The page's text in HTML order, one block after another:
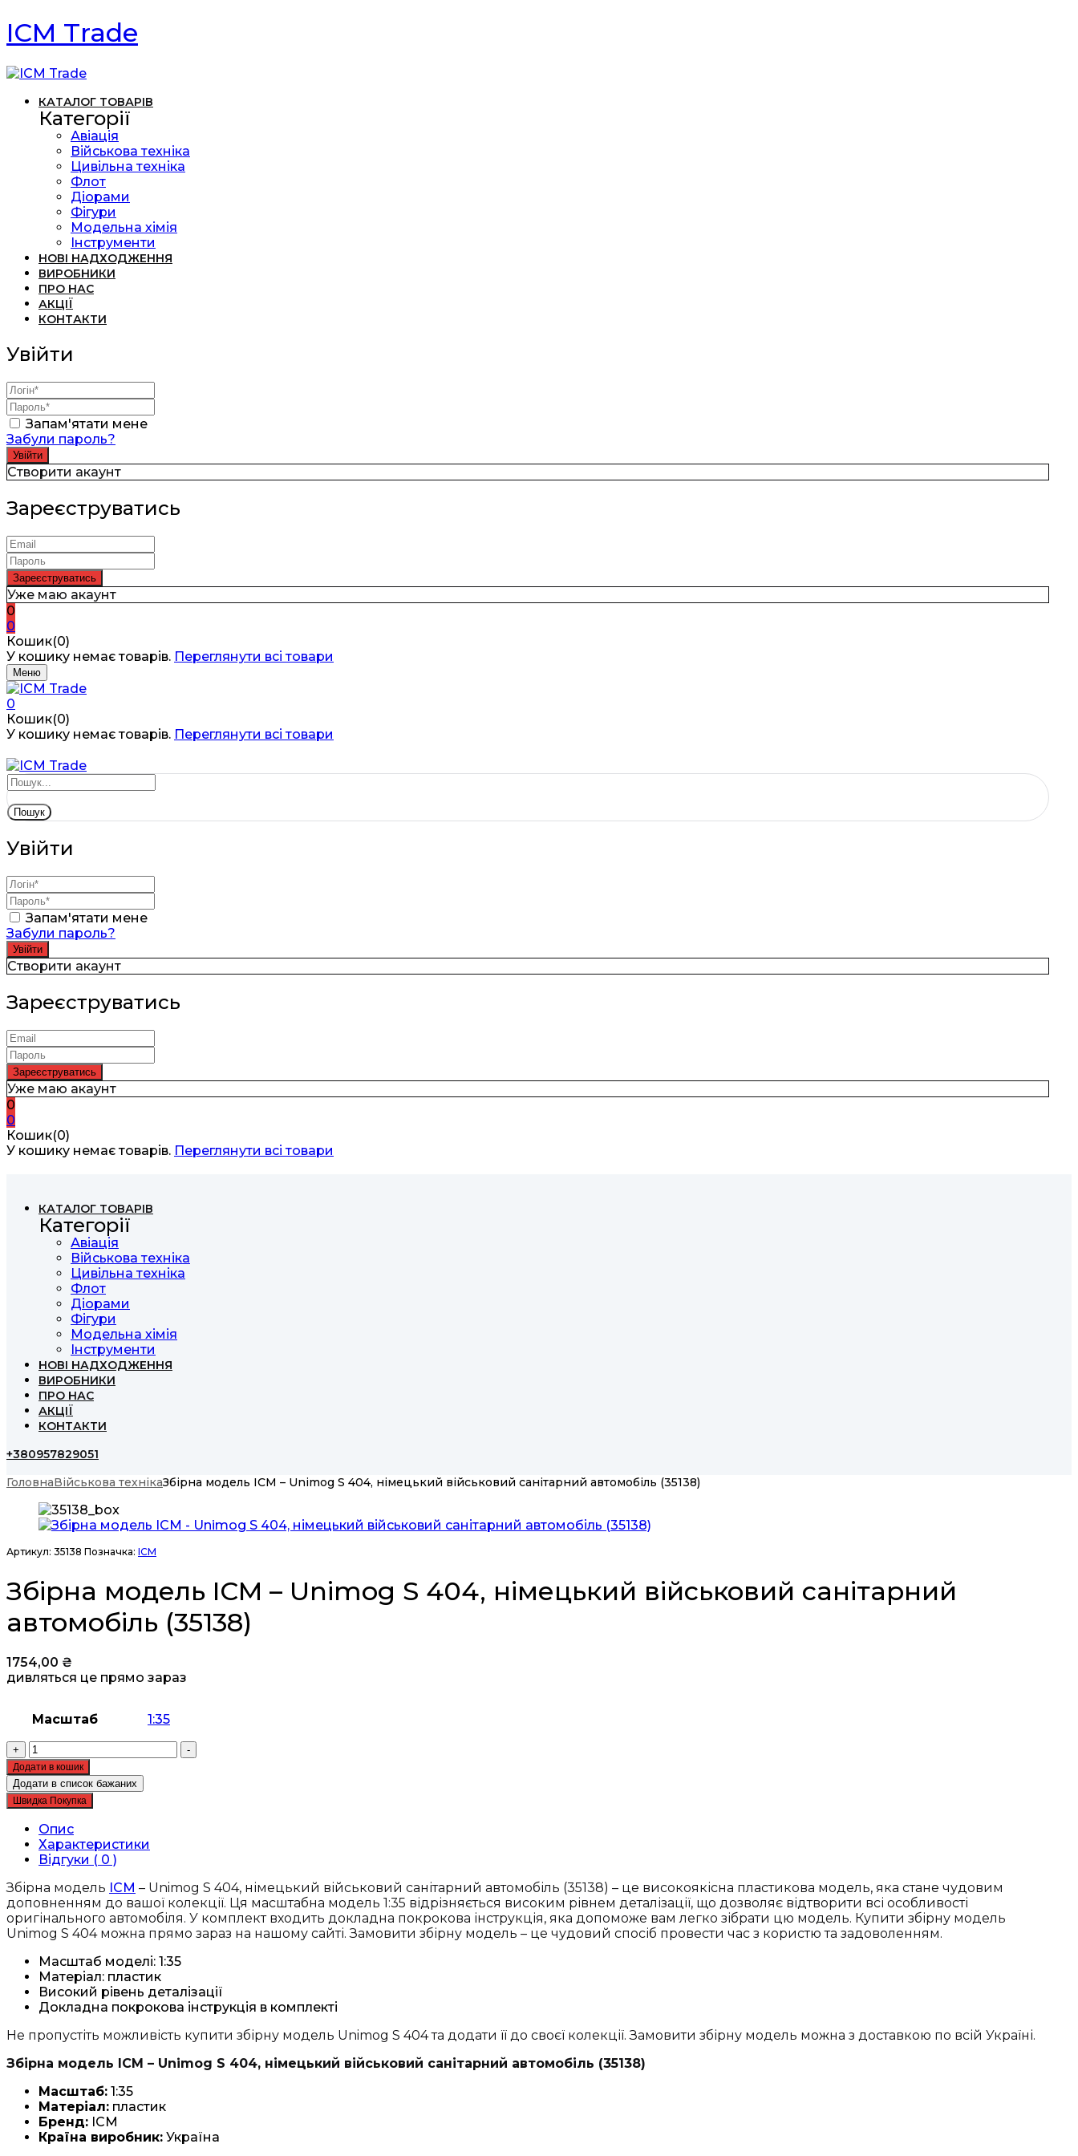
ICM Trade
КАТАЛОГ ТОВАРІВ
Категорії
Авіація
Військова техніка
Цивільна техніка
Флот
Діорами
Фігури
Модельна хімія
Інструменти
НОВІ НАДХОДЖЕННЯ
ВИРОБНИКИ
ПРО НАС
АКЦІЇ
КОНТАКТИ
Увійти
Запам'ятати мене
Забули пароль?
Створити акаунт
Зареєструватись
Уже маю акаунт
0
0
Кошик(0)
У кошику немає товарів. Переглянути всі товари
Меню
0
Кошик(0)
У кошику немає товарів. Переглянути всі товари
Пошук
Увійти
Запам'ятати мене
Забули пароль?
Створити акаунт
Зареєструватись
Уже маю акаунт
0
0
Кошик(0)
У кошику немає товарів. Переглянути всі товари
КАТАЛОГ ТОВАРІВ
Категорії
Авіація
Військова техніка
Цивільна техніка
Флот
Діорами
Фігури
Модельна хімія
Інструменти
НОВІ НАДХОДЖЕННЯ
ВИРОБНИКИ
ПРО НАС
АКЦІЇ
КОНТАКТИ
+380957829051
ГоловнаВійськова технікаЗбірна модель ICM – Unimog S 404, німецький військовий санітарний автомобіль (35138)
Артикул: 35138 Позначка: ICM
Збірна модель ICM – Unimog S 404, німецький військовий санітарний
автомобіль (35138)
1754,00 ₴
дивляться це прямо зараз
Масштаб 1:35
+
Збірна
модель
ICM
-
Unimog
S
404,
німецький
військовий
санітарний
автомобіль
(35138)
кількість
-
Додати в кошик
Додати в список бажаних
Швидка Покупка
Опис
Характеристики
Відгуки ( 0 )
Збірна модель ICM – Unimog S 404, німецький військовий санітарний автомобіль (35138) – це високоякісна пластикова модель, яка стане чудовим
доповненням до вашої колекції. Ця масштабна модель 1:35 відрізняється високим рівнем деталізації, що дозволяє відтворити всі особливості
оригінального автомобіля. У комплект входить докладна покрокова інструкція, яка допоможе вам легко зібрати цю модель. Купити збірну модель
Unimog S 404 можна прямо зараз на нашому сайті. Замовити збірну модель – це чудовий спосіб провести час з користю та задоволенням.
Масштаб моделі: 1:35
Матеріал: пластик
Високий рівень деталізації
Докладна покрокова інструкція в комплекті
Не пропустіть можливість купити збірну модель Unimog S 404 та додати її до своєї колекції. Замовити збірну модель можна з доставкою по всій Україні.
Збірна модель ICM – Unimog S 404, німецький військовий санітарний автомобіль (35138)
Масштаб: 1:35
Матеріал: пластик
Бренд: ICM
Країна виробник: Україна